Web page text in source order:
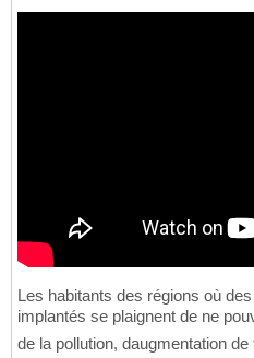
Les habitants des régions où
implantés se plaignent de ne
de la pollution, daugmentation de